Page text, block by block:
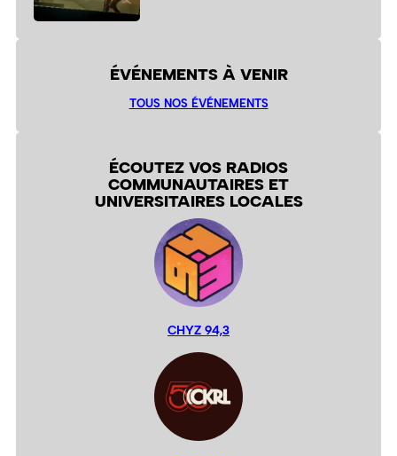
ÉVÉNEMENTS À VENIR
TOUS NOS ÉVÉNEMENTS
ÉCOUTEZ VOS RADIOS
COMMUNAUTAIRES ET
UNIVERSITAIRES LOCALES
CHYZ 94,3